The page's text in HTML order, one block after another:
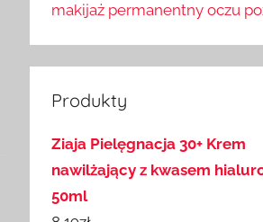
makijaż permanentny oczu
Produkty
Ziaja Pielęgnacja 30+ Krem
nawilżający z kwasem
50ml